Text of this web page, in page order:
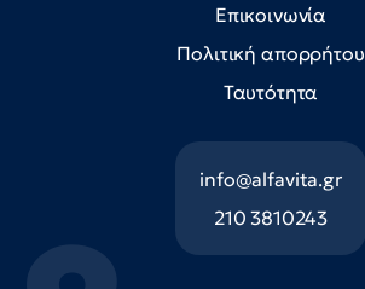
Επικοινωνία
Πολιτική απορρήτου
Ταυτότητα
info@alfavita.gr
210 3810243